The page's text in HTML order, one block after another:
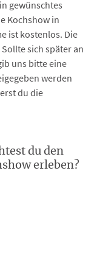
gewünschtes
Kochshow in
ist kostenlos. Die
sich später an
uns bitte eine
werden
du die
du den
erleben?